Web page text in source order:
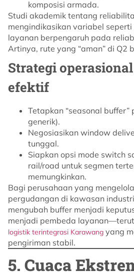
komposisi armada.
Studi akademik tentang
mengindikasikan variabel
layanan berpengaruh pada
Artinya, rute yang “aman” di Q2
Strategi
efektif
Tetapkan “seasonal buffer”
generik).
Negosiasikan window
tunggal.
Siapkan opsi mode switch
rail/road untuk segmen
memungkinkan.
Bagi perusahaan yang
pergudangan di kawasan
mengubah buffer menjadi
menjadi pembeda
logistik terintegrasi Karawang yang
pengiriman stabil.
5. Cuaca